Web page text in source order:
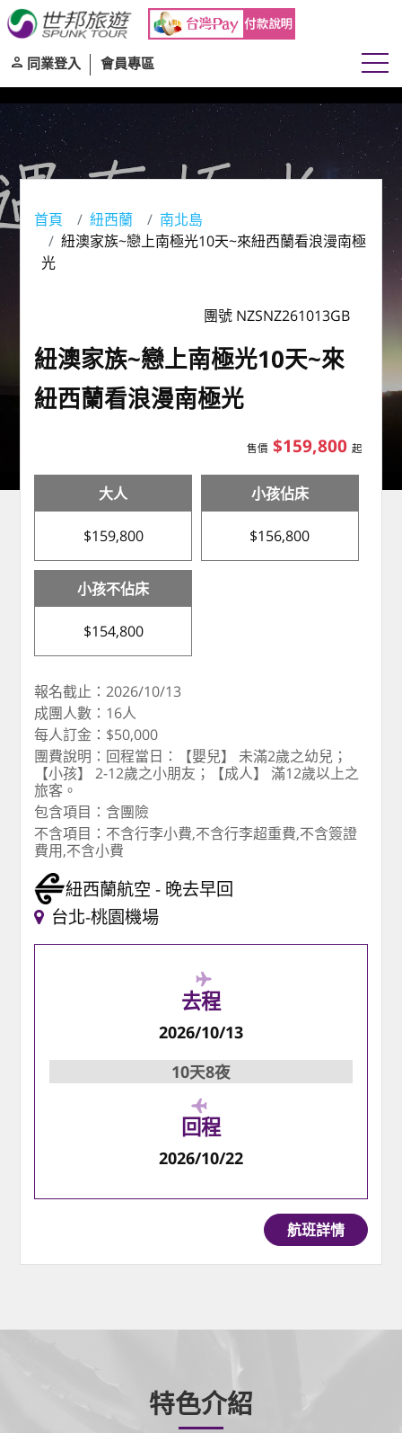
同業登入 會員專區
首頁 紐西蘭
南北島
紐澳家族~戀上南極光10天~來紐西蘭看浪漫南極
光
團號 NZSNZ261013GB
紐澳家族~戀上南極光10天~來
紐西蘭看浪漫南極光
售價 $159,800 起
大人
$159,800
小孩佔床
$156,800
小孩不佔床
$154,800
報名截止：2026/10/13
成團人數：16人
每人訂金：$50,000
團費說明：回程當日：【嬰兒】 未滿2歲之幼兒；
【小孩】 2-12歲之小朋友；【成人】 滿12歲以上之
旅客。
包含項目：含團險
不含項目：不含行李小費,不含行李超重費,不含簽證
費用,不含小費
紐西蘭航空
晚去早回
台北-桃園機場
去程
2026/10/13
10天8夜
回程
2026/10/22
航班詳情
特色介紹